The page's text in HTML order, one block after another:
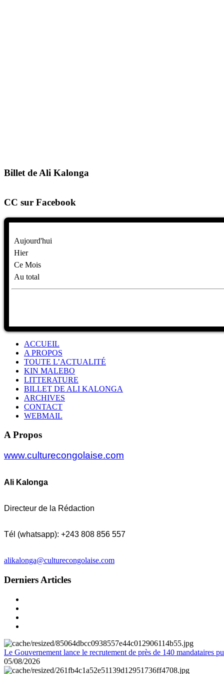
Billet de Ali Kalonga
CC sur Facebook
Aujourd'hui
Hier
Ce Mois
Au total
ACCUEIL
A PROPOS
TOUTE L’ACTUALITÉ
KIN MALEBO
LITTERATURE
BILLET DE ALI KALONGA
ARCHIVES
CONTACT
WEBMAIL
A Propos
www.culturecongolaise.com
Ali Kalonga
Directeur de la Rédaction
Tél (whatsapp): +243 808 856 557
alikalonga@culturecongolaise.com
Derniers Articles
Le Gouvernement lance le recrutement de près de 140 mandataires
05/08/2026